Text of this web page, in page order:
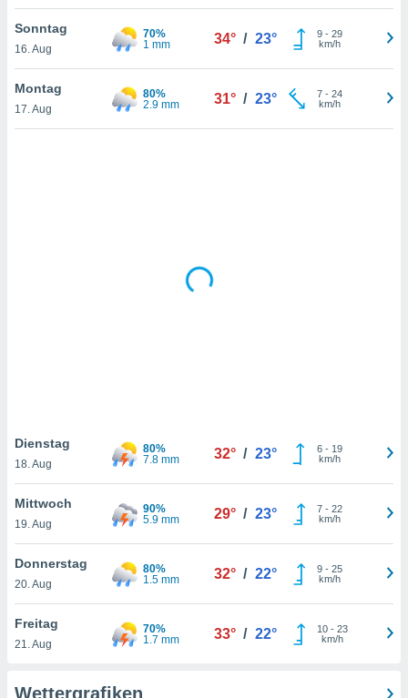
der
weiterhin
nicht
von
und
auf
klicken.
Sonntag
16. Aug
70%
1 mm
34° / 23° 9- 29
km/h
Montag
17. Aug
80%
2.9 mm
31° / 23° 7- 24
km/h
Dienstag
18. Aug
80%
7.8 mm
32° / 23° 6- 19
km/h
Mittwoch
19. Aug
90%
5.9 mm
29° / 23° 7- 22
km/h
Donnerstag
20. Aug
80%
1.5 mm
32° / 22° 9- 25
km/h
Freitag
21. Aug
70%
1.7 mm
33° / 22° 10- 23
km/h
Wettergrafiken